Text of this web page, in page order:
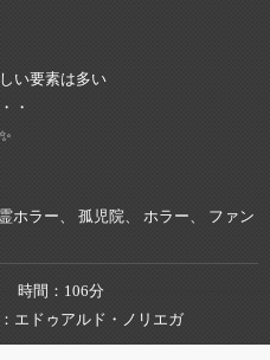
い要素は多い
・
ホラー、 孤児院、 ホラー、 ファン
時間
106分
エドゥアルド・ノリエガ